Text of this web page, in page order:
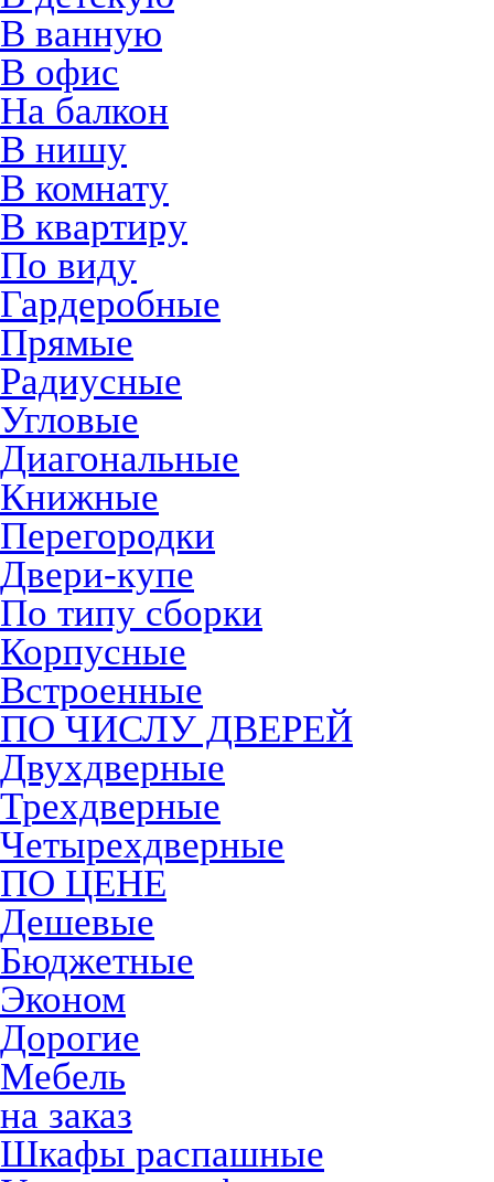
В ванную
В офис
На балкон
В нишу
В комнату
В квартиру
По виду
Гардеробные
Прямые
Радиусные
Угловые
Диагональные
Книжные
Перегородки
Двери-купе
По типу сборки
Корпусные
Встроенные
ПО ЧИСЛУ ДВЕРЕЙ
Двухдверные
Трехдверные
Четырехдверные
ПО ЦЕНЕ
Дешевые
Бюджетные
Эконом
Дорогие
Мебель
на заказ
Шкафы распашные